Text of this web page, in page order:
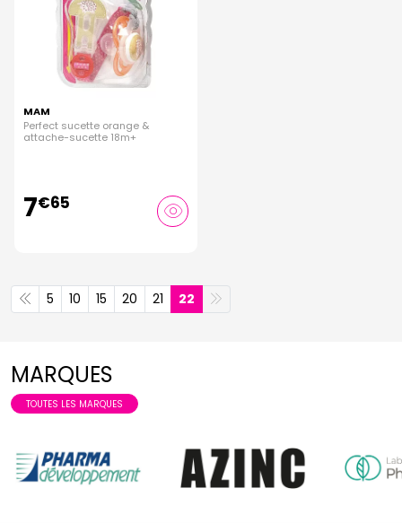
MAM
Perfect sucette orange &
attache-sucette 18m+
7€65
5 10 15 20 21 22
MARQUES
TOUTES LES MARQUES